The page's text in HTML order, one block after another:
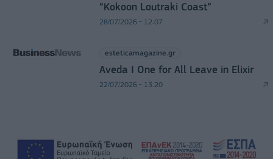
“Kokoon Loutraki Coast”
28/07/2026 - 12:07
esteticamagazine.gr
Aveda I One for All Leave in Elixir
22/07/2026 - 13:20